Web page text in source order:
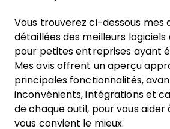
Vous trouverez ci-dessous mes
détaillées des meilleurs
pour petites entreprises ayant
Mes avis offrent un aperçu
principales fonctionnalités,
inconvénients, intégrations et
de chaque outil, pour vous aider
vous convient le mieux.